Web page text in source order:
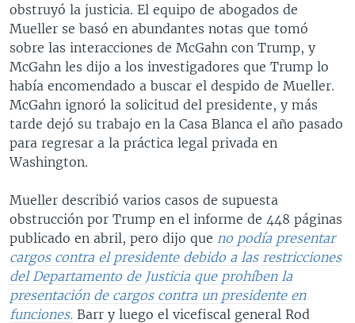
obstruyó la justicia. El equipo de abogados de
Mueller se basó en abundantes notas que tomó
sobre las interacciones de McGahn con Trump, y
McGahn les dijo a los investigadores que Trump lo
había encomendado a buscar el despido de Mueller.
McGahn ignoró la solicitud del presidente, y más
tarde dejó su trabajo en la Casa Blanca el año pasado
para regresar a la práctica legal privada en
Washington.
Mueller describió varios casos de supuesta
obstrucción por Trump en el informe de 448 páginas
publicado en abril, pero dijo que no podía presentar
cargos contra el presidente debido a las restricciones
del Departamento de Justicia que prohíben la
presentación de cargos contra un presidente en
funciones. Barr y luego el vicefiscal general Rod